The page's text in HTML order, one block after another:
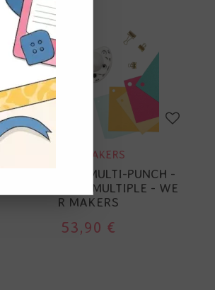
WE R MAKERS
CROP A DILE - MULTI-PUNCH -
PERFORATRICE MULTIPLE - WE
R MAKERS
53,90 €